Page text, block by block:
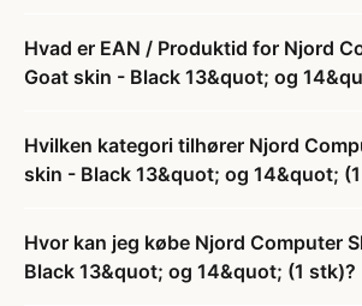
Hvad er EAN / Produktid for Njord
Goat skin - Black 13&quot; og
Hvilken kategori tilhører Njord
skin - Black 13&quot; og 14&quot;
Hvor kan jeg købe Njord Computer
Black 13&quot; og 14&quot; (1 stk)?